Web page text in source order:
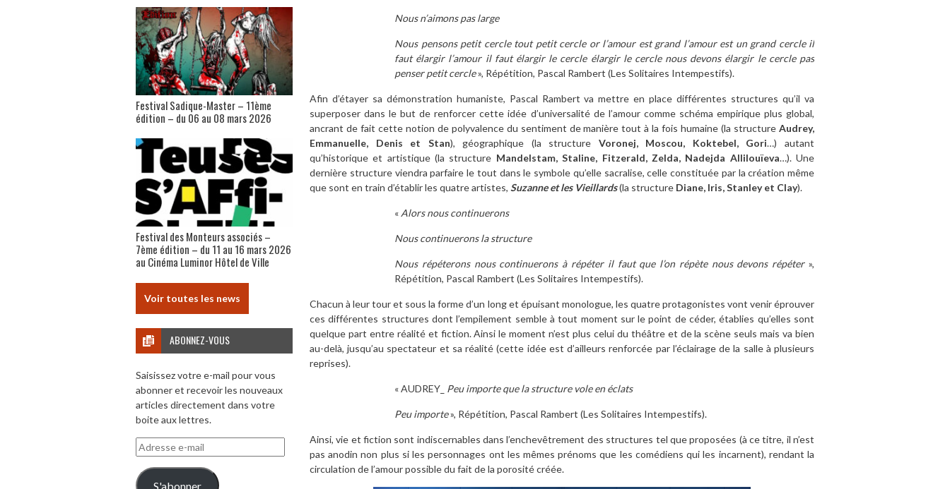
Nous n’aimons pas large
Nous pensons petit cercle tout petit cercle or l’amour est grand l’amour est un grand cercle il
faut élargir l’amour il faut élargir le cercle élargir le cercle nous devons élargir le cercle pas
penser petit cercle», Répétition, Pascal Rambert (Les Solitaires Intempestifs).
Afin d’étayer sa démonstration humaniste, Pascal Rambert va mettre en place différentes structures qu’il va
superposer dans le but de renforcer cette idée d’universalité de l’amour comme schéma empirique plus global,
ancrant de fait cette notion de polyvalence du sentiment de manière tout à la fois humaine (la structure Audrey,
Emmanuelle, Denis et Stan), géographique (la structure Voronej, Moscou, Koktebel, Gori…) autant
qu’historique et artistique (la structure Mandelstam, Staline, Fitzerald, Zelda, Nadejda Allilouïeva…). Une
dernière structure viendra parfaire le tout dans le symbole qu’elle sacralise, celle constituée par la création même
que sont en train d’établir les quatre artistes, Suzanne et les Vieillards(la structure Diane, Iris, Stanley et Clay).
« Alors nous continuerons
Nous continuerons la structure
Nous répéterons nous continuerons à répéter il faut que l’on répète nous devons répéter»,
Répétition, Pascal Rambert (Les Solitaires Intempestifs).
Chacun à leur tour et sous la forme d’un long et épuisant monologue, les quatre protagonistes vont venir éprouver
ces différentes structures dont l’empilement semble à tout moment sur le point de céder, établies qu’elles sont
quelque part entre réalité et fiction. Ainsi le moment n’est plus celui du théâtre et de la scène seuls mais va bien
au-delà, jusqu’au spectateur et sa réalité (cette idée est d’ailleurs renforcée par l’éclairage de la salle à plusieurs
reprises).
« AUDREY_ Peu importe que la structure vole en éclats
Peu importe», Répétition, Pascal Rambert (Les Solitaires Intempestifs).
Ainsi, vie et fiction sont indiscernables dans l’enchevêtrement des structures tel que proposées (à ce titre, il n’est
pas anodin non plus si les personnages ont les mêmes prénoms que les comédiens qui les incarnent), rendant la
circulation de l’amour possible du fait de la porosité créée.
Festival Sadique-Master – 11ème
édition – du 06 au 08 mars 2026
Festival des Monteurs associés –
7ème édition – du 11 au 16 mars 2026
au Cinéma Luminor Hôtel de Ville
Voir toutes les news
ABONNEZ-VOUS
Saisissez votre e-mail pour vous
abonner et recevoir les nouveaux
articles directement dans votre
boite aux lettres.
Adresse
e-
mail
S'abonner